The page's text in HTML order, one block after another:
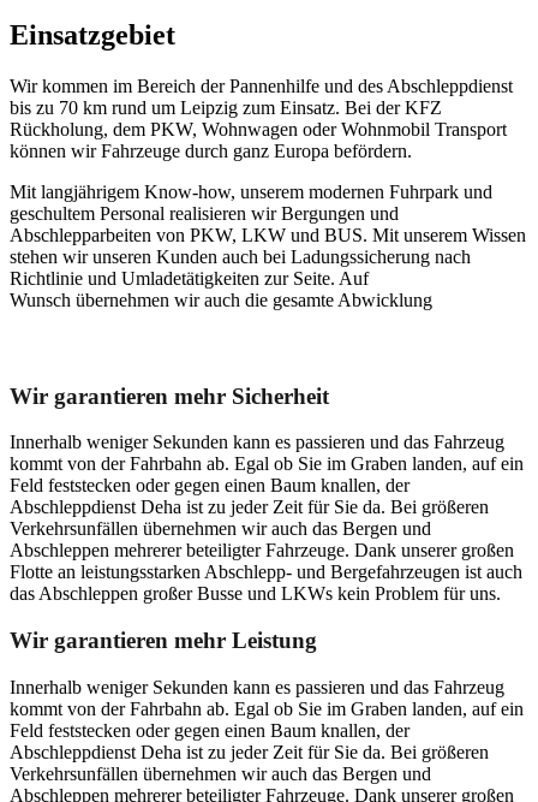
Einsatzgebiet
Wir kommen im Bereich der Pannenhilfe und des Abschleppdienst
bis zu 70 km rund um Leipzig zum Einsatz. Bei der KFZ
Rückholung, dem PKW, Wohnwagen oder Wohnmobil Transport
können wir Fahrzeuge durch ganz Europa befördern.
Mit langjährigem Know-how, unserem modernen Fuhrpark und
geschultem Personal realisieren wir Bergungen und
Abschlepparbeiten von PKW, LKW und BUS. Mit unserem Wissen
stehen wir unseren Kunden auch bei Ladungssicherung nach
Richtlinie und Umladetätigkeiten zur Seite. Auf
Wunsch übernehmen wir auch die gesamte Abwicklung
Wir garantieren mehr Sicherheit
Innerhalb weniger Sekunden kann es passieren und das Fahrzeug
kommt von der Fahrbahn ab. Egal ob Sie im Graben landen, auf ein
Feld feststecken oder gegen einen Baum knallen, der
Abschleppdienst Deha ist zu jeder Zeit für Sie da. Bei größeren
Verkehrsunfällen übernehmen wir auch das Bergen und
Abschleppen mehrerer beteiligter Fahrzeuge. Dank unserer großen
Flotte an leistungsstarken Abschlepp- und Bergefahrzeugen ist auch
das Abschleppen großer Busse und LKWs kein Problem für uns.
Wir garantieren mehr Leistung
Innerhalb weniger Sekunden kann es passieren und das Fahrzeug
kommt von der Fahrbahn ab. Egal ob Sie im Graben landen, auf ein
Feld feststecken oder gegen einen Baum knallen, der
Abschleppdienst Deha ist zu jeder Zeit für Sie da. Bei größeren
Verkehrsunfällen übernehmen wir auch das Bergen und
Abschleppen mehrerer beteiligter Fahrzeuge. Dank unserer großen